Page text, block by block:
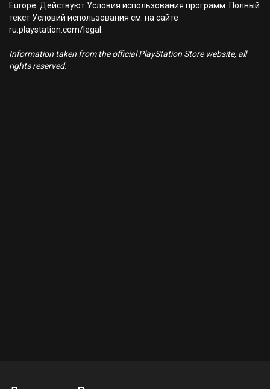
Europe. Действуют Условия использования программ. Полный
текст Условий использования см. на сайте
ru.playstation.com/legal.
Information taken from the official PlayStation Store website, all
rights reserved.